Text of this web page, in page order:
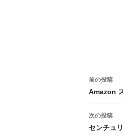
投
稿
ナ
ビ
前の投稿
Amazon
次の投稿
センチュ